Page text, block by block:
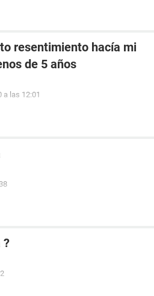
resentimiento hacía mi
de 5 años
a las 12:01
?